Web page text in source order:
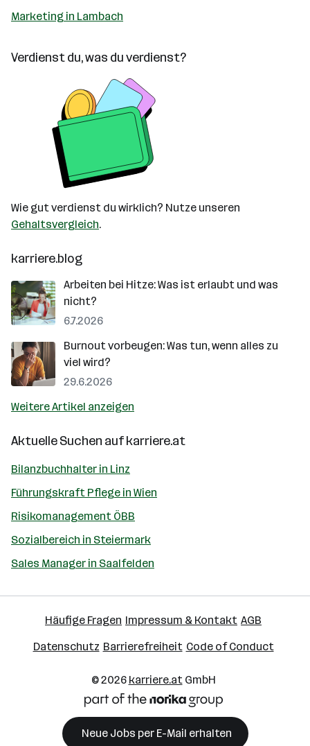
Marketing in Lambach
Verdienst du, was du verdienst?
Wie gut verdienst du wirklich? Nutze unseren
Gehaltsvergleich.
karriere.blog
Arbeiten bei Hitze: Was ist erlaubt und was
nicht?
6.7.2026
Burnout vorbeugen: Was tun, wenn alles zu
viel wird?
29.6.2026
Weitere Artikel anzeigen
Aktuelle Suchen aufkarriere.at
Bilanzbuchhalter in Linz
Führungskraft Pflege in Wien
Risikomanagement ÖBB
Sozialbereich in Steiermark
Sales Manager in Saalfelden
Häufige Fragen Impressum & Kontakt AGB
Datenschutz Barrierefreiheit Code of Conduct
© 2026 karriere.atGmbH
Neue Jobs per E-Mail erhalten